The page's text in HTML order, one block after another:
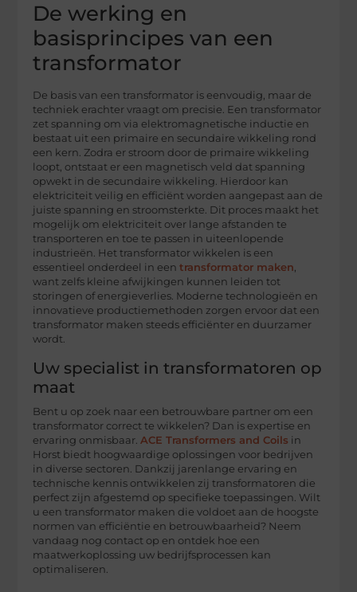
De werking en
basisprincipes van een
transformator
De basis van een transformator is eenvoudig, maar de
techniek erachter vraagt om precisie. Een transformator
zet spanning om via elektromagnetische inductie en
bestaat uit een primaire en secundaire wikkeling rond
een kern. Zodra er stroom door de primaire wikkeling
loopt, ontstaat er een magnetisch veld dat spanning
opwekt in de secundaire wikkeling. Hierdoor kan
elektriciteit veilig en efficiënt worden aangepast aan de
juiste spanning en stroomsterkte. Dit proces maakt het
mogelijk om elektriciteit over lange afstanden te
transporteren en toe te passen in uiteenlopende
industrieën. Het transformator wikkelen is een
essentieel onderdeel in eentransformator maken,
want zelfs kleine afwijkingen kunnen leiden tot
storingen of energieverlies. Moderne technologieën en
innovatieve productiemethoden zorgen ervoor dat een
transformator maken steeds efficiënter en duurzamer
wordt.
Uw specialist in transformatoren op
maat
Bent u op zoek naar een betrouwbare partner om een
transformator correct te wikkelen? Dan is expertise en
ervaring onmisbaar.ACE Transformers and Coils in
Horst biedt hoogwaardige oplossingen voor bedrijven
in diverse sectoren. Dankzij jarenlange ervaring en
technische kennis ontwikkelen zij transformatoren die
perfect zijn afgestemd op specifieke toepassingen. Wilt
u een transformator maken die voldoet aan de hoogste
normen van efficiëntie en betrouwbaarheid? Neem
vandaag nog contact op en ontdek hoe een
maatwerkoplossing uw bedrijfsprocessen kan
optimaliseren.